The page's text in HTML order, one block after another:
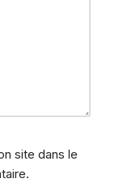
site dans le